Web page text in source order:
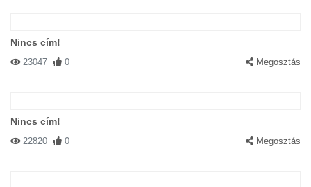
Nincs cím!
23047 0 Megosztás
Nincs cím!
22820 0 Megosztás